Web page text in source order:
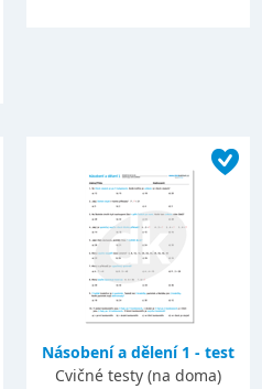
Násobení a dělení 1 - test
Cvičné testy (na doma)